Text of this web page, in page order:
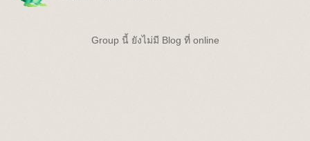
Group นี้ ยังไม่มี Blog ที่ online